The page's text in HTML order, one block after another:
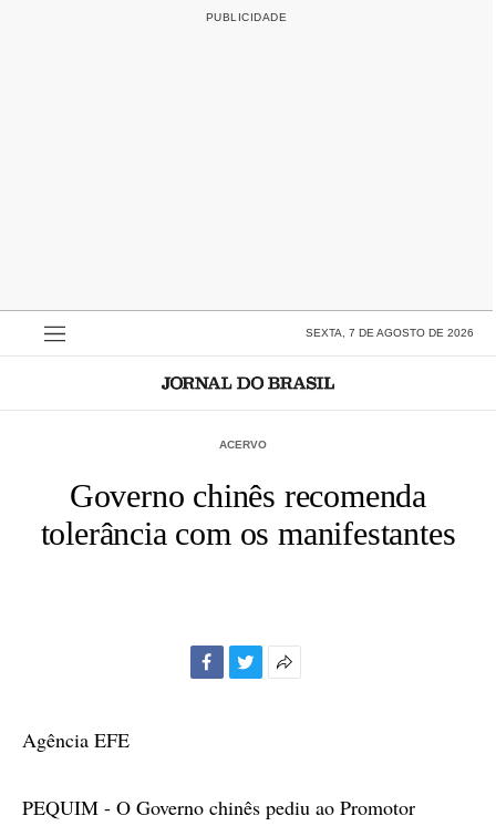
SEXTA, 7 DE AGOSTO DE 2026
ACERVO
Governo chinês recomenda
tolerância com os manifestantes
Agência EFE
PEQUIM - O Governo chinês pediu ao Promotor